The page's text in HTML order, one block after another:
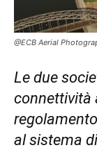
@ECB Aerial
Le due
connettività
al sistema